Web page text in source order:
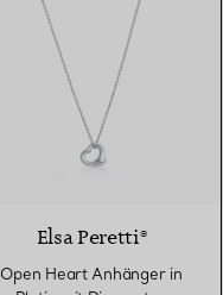
2 Materialien
Elsa Peretti®
Open Heart Anhänger in